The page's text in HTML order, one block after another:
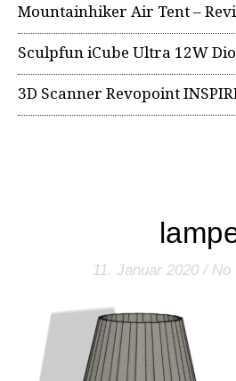
Mountainhiker Air Tent –
Sculpfun iCube Ultra 12W
3D Scanner Revopoint
11. Januar 2020 / No